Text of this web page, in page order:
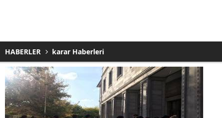
HABERLER karar Haberleri